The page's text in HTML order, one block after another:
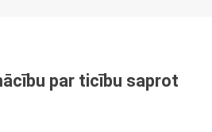
par ticību saprot